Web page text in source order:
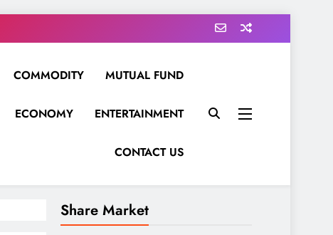
COMMODITY MUTUAL FUND
ECONOMY ENTERTAINMENT
CONTACT US
Share Market